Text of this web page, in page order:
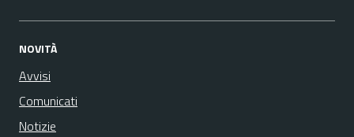
NOVITÀ
Avvisi
Comunicati
Notizie